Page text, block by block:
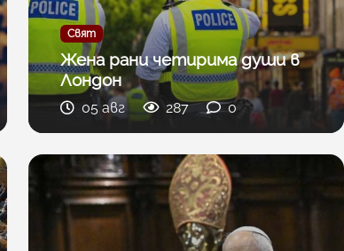
Свят
Жена рани четирима души в
Лондон
05 авг 287 0